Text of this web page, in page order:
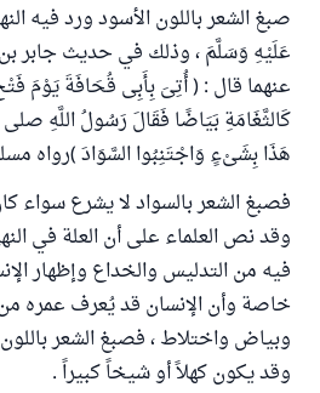
صبغ الشعر باللون الأسود ورد فيه
عَلَيْهِ وَسَلَّمَ ، وذلك في حديث جابر بن
عنهما قال : ( أُتِىَ بِأَبِى قُحَافَةَ يَوْمَ
كَالثَّغَامَةِ بَيَاضًا فَقَالَ رَسُولُ اللَّهِ
هَذَا بِشَىْءٍ وَاجْتَنِبُوا السَّوَادَ )رواه مسلم (5631). رواه
فصبغ الشعر بالسواد لا يشرع سواء
وقد نص العلماء على أن العلة في
فيه من التدليس والخداع وإظهار
خاصة وأن الإنسان قد يُعرف عمره
وبياض واختلاط ، فصبغ الشعر
وقد يكون كهلاً أو شيخاً كبيراً .